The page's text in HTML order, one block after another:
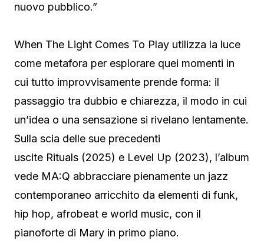
nuovo pubblico.”
When The Light Comes To Play utilizza la luce
come metafora per esplorare quei momenti in
cui tutto improvvisamente prende forma: il
passaggio tra dubbio e chiarezza, il modo in cui
un’idea o una sensazione si rivelano lentamente.
Sulla scia delle sue precedenti
uscite Rituals (2025) e Level Up (2023), l’album
vede MA:Q abbracciare pienamente un jazz
contemporaneo arricchito da elementi di funk,
hip hop, afrobeat e world music, con il
pianoforte di Mary in primo piano.